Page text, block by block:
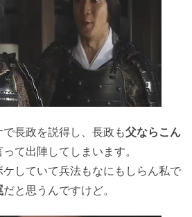
長政を説得し、長政も父ならこん
って出陣してしまいます。
していて兵法もなにもしらん私で
だと思うんですけど。